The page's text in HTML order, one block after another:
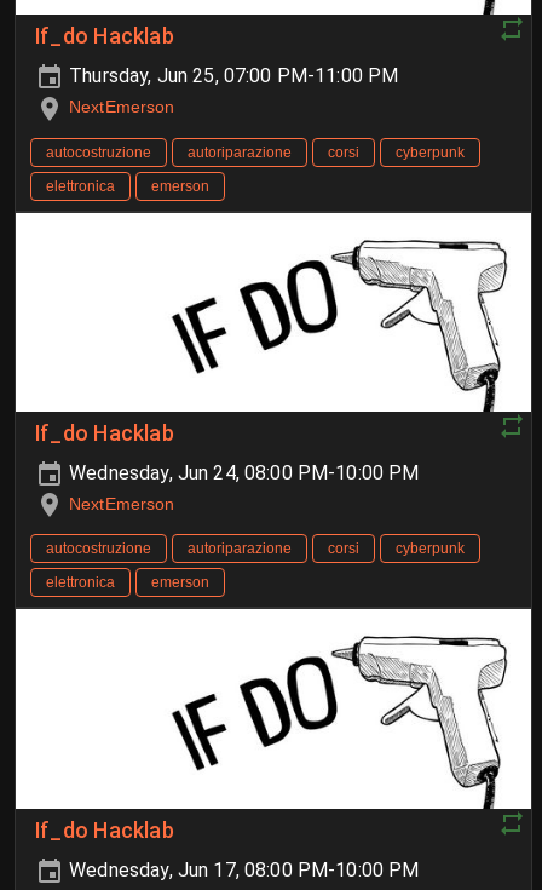
If_do Hacklab
Thursday, Jun 25, 07:00 PM-11:00 PM
NextEmerson
autocostruzione autoriparazione corsi
cyberpunk
elettronica
emerson
If_do Hacklab
Wednesday, Jun 24, 08:00 PM-10:00 PM
NextEmerson
autocostruzione autoriparazione corsi
cyberpunk
elettronica
emerson
If_do Hacklab
Wednesday, Jun 17, 08:00 PM-10:00 PM